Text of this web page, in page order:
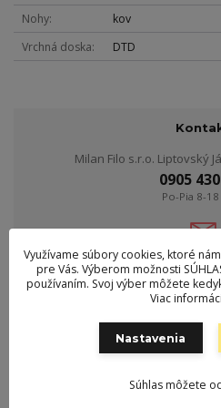
Nohy
kov
Vrchná doska
DTD
Milan Filo s.r.o. Liptovský
0905
Po-Pia 8-
Písacie a PC stoly vo farbe dub
Využívame súbory cookies, ktoré
pre Vás. Výberom možnosti
používaním. Svoj výber môžete
Viac
Nastavenia
Súhlas môžete